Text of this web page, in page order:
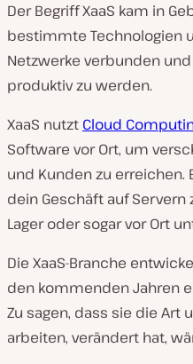
Der Begriff XaaS kam in
bestimmte Technologien
Netzwerke verbunden
produktiv zu werden.
XaaS nutzt Cloud
Software vor Ort, um
und Kunden zu erreichen.
dein Geschäft auf
Lager oder sogar vor Ort
Die XaaS-Branche
den kommenden Jahren
Zu sagen, dass sie die Art
arbeiten, verändert hat,